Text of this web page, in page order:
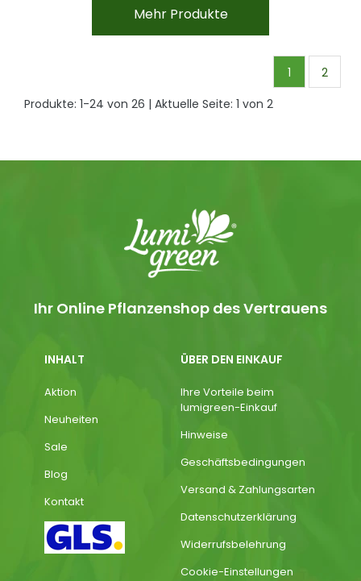
Mehr Produkte
1
2
Produkte: 1-24 von 26 | Aktuelle Seite: 1 von 2
Ihr Online Pflanzenshop des Vertrauens
INHALT
Aktion
Neuheiten
Sale
Blog
Kontakt
ÜBER DEN EINKAUF
Ihre Vorteile beim
lumigreen-Einkauf
Hinweise
Geschäftsbedingungen
Versand & Zahlungsarten
Datenschutzerklärung
Widerrufsbelehrung
Cookie-Einstellungen